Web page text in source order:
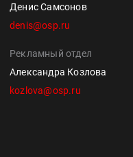
Денис Самсонов
denis@osp.ru
Рекламный отдел
Александра Козлова
kozlova@osp.ru